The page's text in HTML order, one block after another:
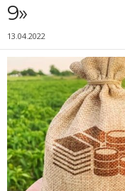
9»
13.04.2022